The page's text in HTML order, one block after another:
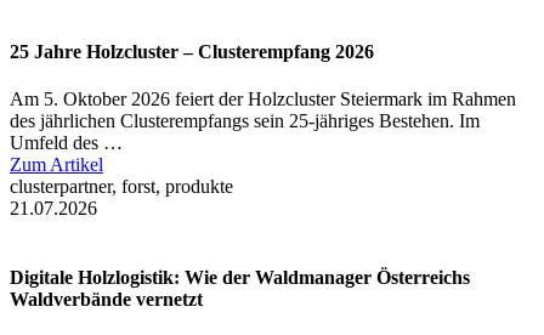
25 Jahre Holzcluster – Clusterempfang 2026
Am 5. Oktober 2026 feiert der Holzcluster Steiermark im Rahmen
des jährlichen Clusterempfangs sein 25-jähriges Bestehen. Im
Umfeld des …
Zum Artikel
clusterpartner, forst, produkte
21.07.2026
Digitale Holzlogistik: Wie der Waldmanager Österreichs
Waldverbände vernetzt